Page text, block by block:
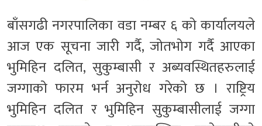
बाँसगढी नगरपालिका वडा नम्बर ६ को कार्यालयले
आज एक सूचना जारी गर्दै, जोतभोग गर्दै आएका
भुमिहिन दलित, सुकुम्बासी र अब्यवस्थितहरुलाई
जग्गाको फारम भर्न अनुरोध गरेको छ । राष्ट्रिय
भुमिहिन दलित र भुमिहिन सुकुम्बासीलाई जग्गा